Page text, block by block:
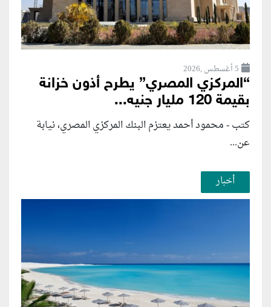
5 أغسطس ,2026
“المركزي المصري” يطرح أذون خزانة
بقيمة 120 مليار جنيه...
كتب - محمود أحمد يعتزم البنك المركزي المصري، نيابة
عن...
أخبار